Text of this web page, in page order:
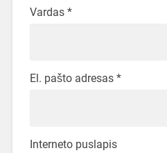
Vardas *
El. pašto adresas *
Interneto puslapis